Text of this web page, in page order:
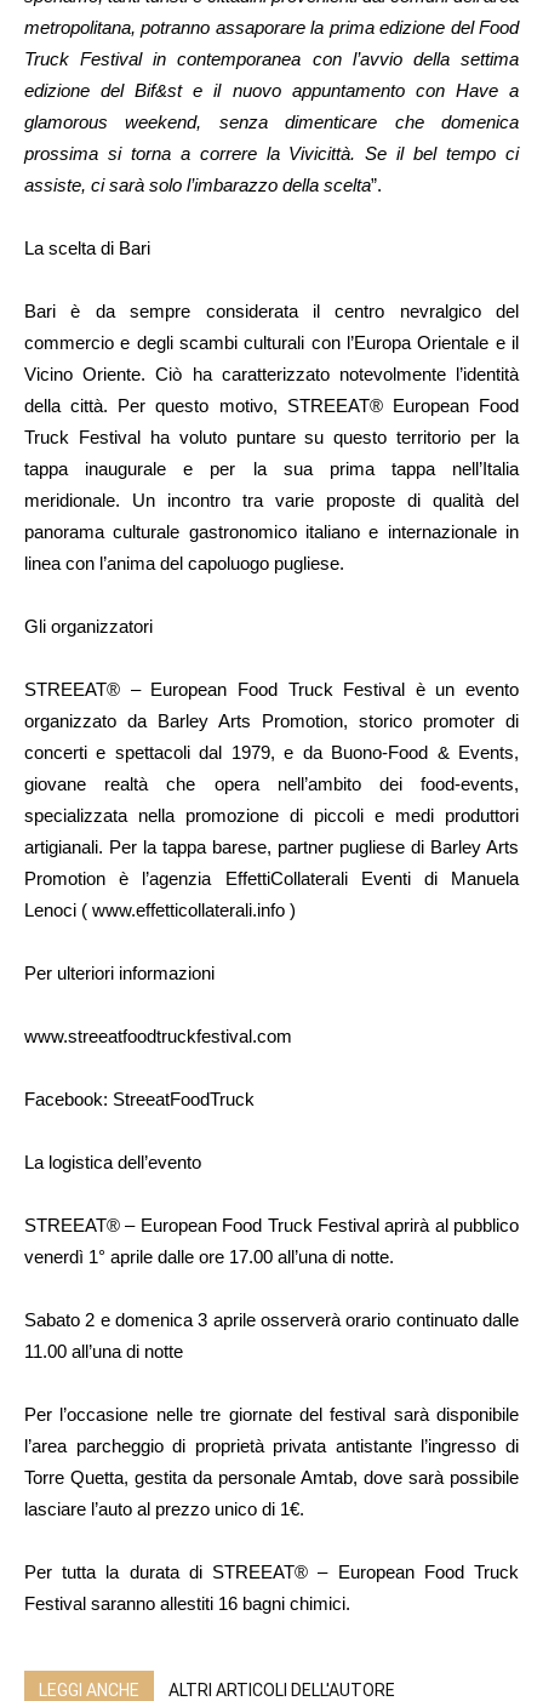
metropolitana, potranno assaporare la prima edizione del Food
Truck Festival in contemporanea con l’avvio della settima
edizione del Bif&st e il nuovo appuntamento con Have a
glamorous weekend, senza dimenticare che domenica
prossima si torna a correre la Vivicittà. Se il bel tempo ci
assiste, ci sarà solo l’imbarazzo della scelta”.
La scelta di Bari
Bari è da sempre considerata il centro nevralgico del
commercio e degli scambi culturali con l’Europa Orientale e il
Vicino Oriente. Ciò ha caratterizzato notevolmente l’identità
della città. Per questo motivo, STREEAT® European Food
Truck Festival ha voluto puntare su questo territorio per la
tappa inaugurale e per la sua prima tappa nell’Italia
meridionale. Un incontro tra varie proposte di qualità del
panorama culturale gastronomico italiano e internazionale in
linea con l’anima del capoluogo pugliese.
Gli organizzatori
STREEAT® – European Food Truck Festival è un evento
organizzato da Barley Arts Promotion, storico promoter di
concerti e spettacoli dal 1979, e da Buono-Food & Events,
giovane realtà che opera nell’ambito dei food-events,
specializzata nella promozione di piccoli e medi produttori
artigianali. Per la tappa barese, partner pugliese di Barley Arts
Promotion è l’agenzia EffettiCollaterali Eventi di Manuela
Lenoci ( www.effetticollaterali.info )
Per ulteriori informazioni
www.streeatfoodtruckfestival.com
Facebook: StreeatFoodTruck
La logistica dell’evento
STREEAT® – European Food Truck Festival aprirà al pubblico
venerdì 1° aprile dalle ore 17.00 all’una di notte.
Sabato 2 e domenica 3 aprile osserverà orario continuato dalle
11.00 all’una di notte
Per l’occasione nelle tre giornate del festival sarà disponibile
l’area parcheggio di proprietà privata antistante l’ingresso di
Torre Quetta, gestita da personale Amtab, dove sarà possibile
lasciare l’auto al prezzo unico di 1€.
Per tutta la durata di STREEAT® – European Food Truck
Festival saranno allestiti 16 bagni chimici.
LEGGI ANCHE ALTRI ARTICOLI DELL'AUTORE